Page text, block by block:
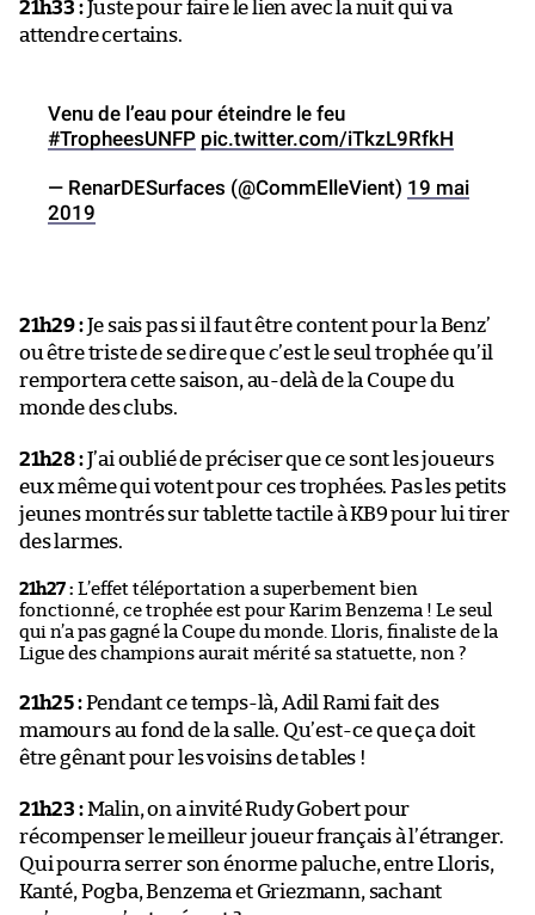
21h33 :Juste pour faire le lien avec la nuit qui va
attendre certains.
Venu de l’eau pour éteindre le feu
#TropheesUNFP pic.twitter.com/iTkzL9RfkH
— RenarDESurfaces (@CommElleVient) 19 mai
2019
21h29 :Je sais pas si il faut être content pour la Benz’
ou être triste de se dire que c’est le seul trophée qu’il
remportera cette saison, au-delà de la Coupe du
monde des clubs.
21h28 :J’ai oublié de préciser que ce sont les joueurs
eux même qui votent pour ces trophées. Pas les petits
jeunes montrés sur tablette tactile à KB9 pour lui tirer
des larmes.
21h27 : L’effet téléportation a superbement bien
fonctionné, ce trophée est pour Karim Benzema ! Le seul
qui n’a pas gagné la Coupe du monde. Lloris, finaliste de la
Ligue des champions aurait mérité sa statuette, non ?
21h25 :Pendant ce temps-là, Adil Rami fait des
mamours au fond de la salle. Qu’est-ce que ça doit
être gênant pour les voisins de tables !
21h23 :Malin, on a invité Rudy Gobert pour
récompenser le meilleur joueur français à l’étranger.
Qui pourra serrer son énorme paluche, entre Lloris,
Kanté, Pogba, Benzema et Griezmann, sachant